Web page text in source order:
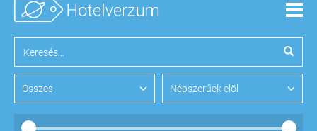
Összes Népszerűek elöl